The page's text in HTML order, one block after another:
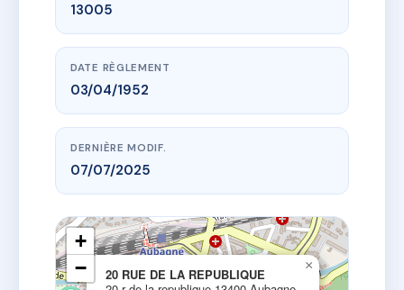
13005
DATE RÈGLEMENT
03/04/1952
DERNIÈRE MODIF.
07/07/2025
20 RUE DE LA REPUBLIQUE
×
+
−